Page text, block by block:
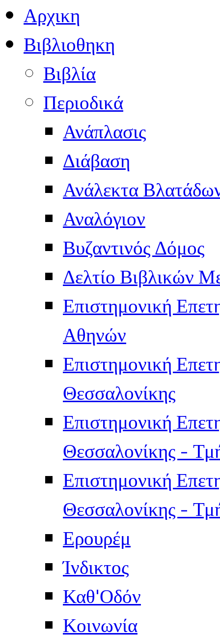
Αρχικη
Βιβλιοθηκη
Βιβλία
Περιοδικά
Ανάπλασις
Διάβαση
Ανάλεκτα
Αναλόγιον
Βυζαντινός Δόμος
Δελτίο Βιβλικών
Επιστημονική
Αθηνών
Επιστημονική
Θεσσαλονίκης
Επιστημονική
Θεσσαλονίκης -
Επιστημονική
Θεσσαλονίκης -
Ερουρέμ
Ίνδικτος
Καθ'Οδόν
Κοινωνία